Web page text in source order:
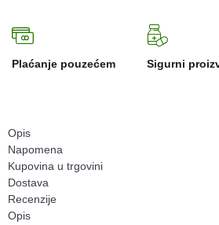
Plaćanje pouzećem Sigurni
Opis
Napomena
Kupovina u trgovini
Dostava
Recenzije
Opis